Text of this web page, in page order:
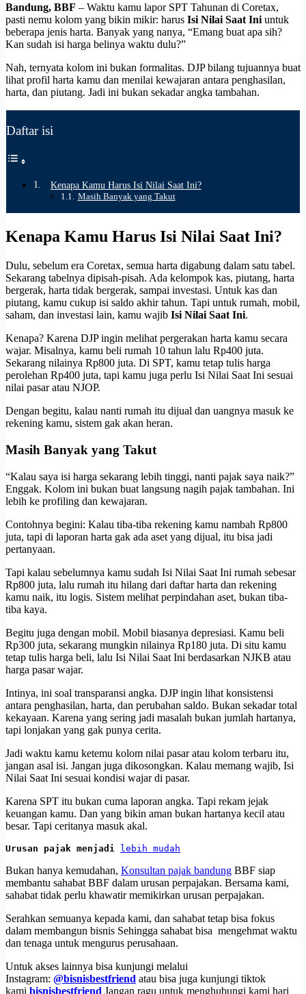
Bandung, BBF – Waktu kamu lapor SPT Tahunan di Coretax,
pasti nemu kolom yang bikin mikir: harus Isi Nilai Saat Ini untuk
beberapa jenis harta. Banyak yang nanya, “Emang buat apa sih?
Kan sudah isi harga belinya waktu dulu?”
Nah, ternyata kolom ini bukan formalitas. DJP bilang tujuannya buat
lihat profil harta kamu dan menilai kewajaran antara penghasilan,
harta, dan piutang. Jadi ini bukan sekadar angka tambahan.
Daftar isi
Kenapa Kamu Harus Isi Nilai Saat Ini?
Masih Banyak yang Takut
Kenapa Kamu Harus Isi Nilai Saat Ini?
Dulu, sebelum era Coretax, semua harta digabung dalam satu tabel.
Sekarang tabelnya dipisah-pisah. Ada kelompok kas, piutang, harta
bergerak, harta tidak bergerak, sampai investasi. Untuk kas dan
piutang, kamu cukup isi saldo akhir tahun. Tapi untuk rumah, mobil,
saham, dan investasi lain, kamu wajib Isi Nilai Saat Ini.
Kenapa? Karena DJP ingin melihat pergerakan harta kamu secara
wajar. Misalnya, kamu beli rumah 10 tahun lalu Rp400 juta.
Sekarang nilainya Rp800 juta. Di SPT, kamu tetap tulis harga
perolehan Rp400 juta, tapi kamu juga perlu Isi Nilai Saat Ini sesuai
nilai pasar atau NJOP.
Dengan begitu, kalau nanti rumah itu dijual dan uangnya masuk ke
rekening kamu, sistem gak akan heran.
Masih Banyak yang Takut
“Kalau saya isi harga sekarang lebih tinggi, nanti pajak saya naik?”
Enggak. Kolom ini bukan buat langsung nagih pajak tambahan. Ini
lebih ke profiling dan kewajaran.
Contohnya begini: Kalau tiba-tiba rekening kamu nambah Rp800
juta, tapi di laporan harta gak ada aset yang dijual, itu bisa jadi
pertanyaan.
Tapi kalau sebelumnya kamu sudah Isi Nilai Saat Ini rumah sebesar
Rp800 juta, lalu rumah itu hilang dari daftar harta dan rekening
kamu naik, itu logis. Sistem melihat perpindahan aset, bukan tiba-
tiba kaya.
Begitu juga dengan mobil. Mobil biasanya depresiasi. Kamu beli
Rp300 juta, sekarang mungkin nilainya Rp180 juta. Di situ kamu
tetap tulis harga beli, lalu Isi Nilai Saat Ini berdasarkan NJKB atau
harga pasar wajar.
Intinya, ini soal transparansi angka. DJP ingin lihat konsistensi
antara penghasilan, harta, dan perubahan saldo. Bukan sekadar total
kekayaan. Karena yang sering jadi masalah bukan jumlah hartanya,
tapi lonjakan yang gak punya cerita.
Jadi waktu kamu ketemu kolom nilai pasar atau kolom terbaru itu,
jangan asal isi. Jangan juga dikosongkan. Kalau memang wajib, Isi
Nilai Saat Ini sesuai kondisi wajar di pasar.
Karena SPT itu bukan cuma laporan angka. Tapi rekam jejak
keuangan kamu. Dan yang bikin aman bukan hartanya kecil atau
besar. Tapi ceritanya masuk akal.
Urusan pajak menjadi lebih mudah
Bukan hanya kemudahan, Konsultan pajak bandung BBF siap
membantu sahabat BBF dalam urusan perpajakan. Bersama kami,
sahabat tidak perlu khawatir memikirkan urusan perpajakan.
Serahkan semuanya kepada kami, dan sahabat tetap bisa fokus
dalam membangun bisnis Sehingga sahabat bisa mengehmat waktu
dan tenaga untuk mengurus perusahaan.
Untuk akses lainnya bisa kunjungi melalui
Instagram: @bisnisbestfriend atau bisa juga kunjungi tiktok
kami bisnisbestfriend Jangan ragu untuk menghubungi kami hari